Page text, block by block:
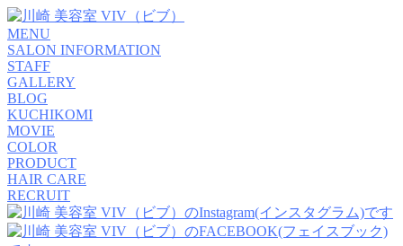
MENU
SALON INFORMATION
STAFF
GALLERY
BLOG
KUCHIKOMI
MOVIE
COLOR
PRODUCT
HAIR CARE
RECRUIT